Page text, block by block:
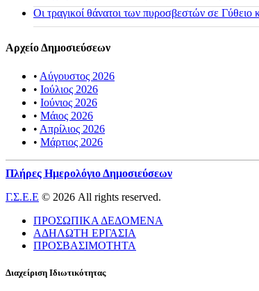
Οι τραγικοί θάνατοι των πυροσβεστών σε Γύθειο
Αρχείο Δημοσιεύσεων
• Αύγουστος 2026
• Ιούλιος 2026
• Ιούνιος 2026
• Μάιος 2026
• Απρίλιος 2026
• Μάρτιος 2026
Πλήρες Ημερολόγιο Δημοσιεύσεων
Γ.Σ.Ε.Ε © 2026 All rights reserved.
ΠΡΟΣΩΠΙΚΑ ΔΕΔΟΜΕΝΑ
ΑΔΗΛΩΤΗ ΕΡΓΑΣΙΑ
ΠΡΟΣΒΑΣΙΜΟΤΗΤΑ
Διαχείριση Ιδιωτικότητας